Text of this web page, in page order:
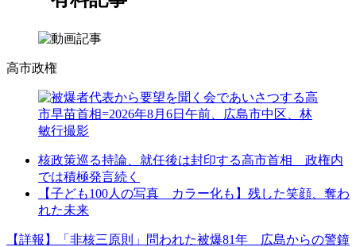
高市政権
核政策巡る持論、就任後は封印する高市首相 政権内
では積極発言続く
【子ども100人の写真 カラー化も】残した笑顔、奪わ
れた未来
【詳報】「非核三原則」問われた被爆81年 広島からの警鐘